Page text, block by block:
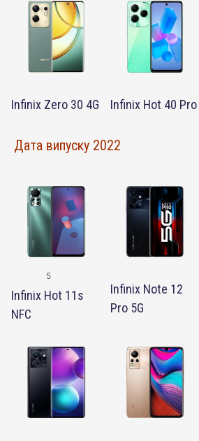
Infinix Zero 30 4G Infinix Hot 40 Pro
Дата випуску 2022
5
Infinix Hot 11s
NFC
Infinix Note 12
Pro 5G